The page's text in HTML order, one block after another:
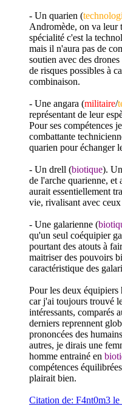
- Un quarien (
Andromède, on va leur
spécialité c'est la
mais il n'aura pas de
soutien avec des
de risques possibles à
combinaison.
- Une angara (militaire/
représentant de leur
Pour ses compétences
combattante
quarien pour échanger
- Un drell (biotique).
de l'arche quarienne, et
aurait essentiellement
vie, rivalisant avec
- Une galarienne (
qu'un seul coéquipier
pourtant des atouts à
maitriser des pouvoirs
caractéristique des
Pour les deux
car j'ai toujours trouvé
intéressants, comparés
derniers reprennent
prononcées des
autres, je dirais une
homme entrainé en
compétences
plairait bien.
Citation de: F4nt0m3